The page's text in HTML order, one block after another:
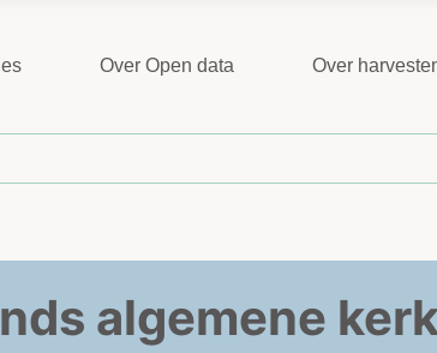
Over Open data Over
algemene